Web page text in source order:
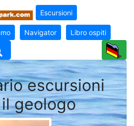
Escursioni
Navigator Libro ospiti
escursioni
geologo